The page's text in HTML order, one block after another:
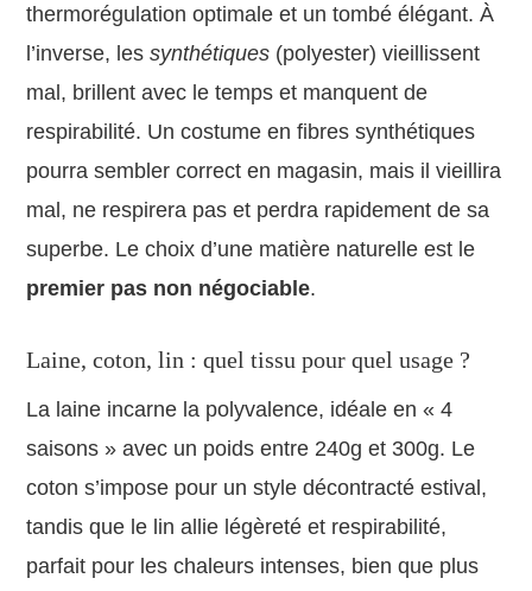
thermorégulation optimale et un tombé élégant. À
l’inverse, lessynthétiques (polyester) vieillissent
mal, brillent avec le temps et manquent de
respirabilité. Un costume en fibres synthétiques
pourra sembler correct en magasin, mais il vieillira
mal, ne respirera pas et perdra rapidement de sa
superbe. Le choix d’une matière naturelle est le
premier pas non négociable.
Laine, coton, lin : quel tissu pour quel usage ?
La laine incarne la polyvalence, idéale en « 4
saisons » avec un poids entre 240g et 300g. Le
coton s’impose pour un style décontracté estival,
tandis que le lin allie légèreté et respirabilité,
parfait pour les chaleurs intenses, bien que plus